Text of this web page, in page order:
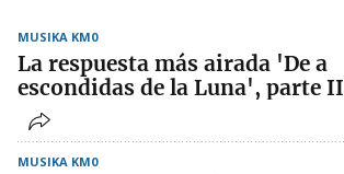
MUSIKA KM0
La respuesta más airada 'De a
escondidas de la Luna', parte II
MUSIKA KM0